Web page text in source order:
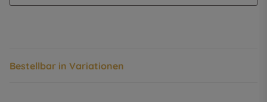
Bestellbar in Variationen